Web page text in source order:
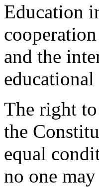
Education
and the
The right
the
equal
no one